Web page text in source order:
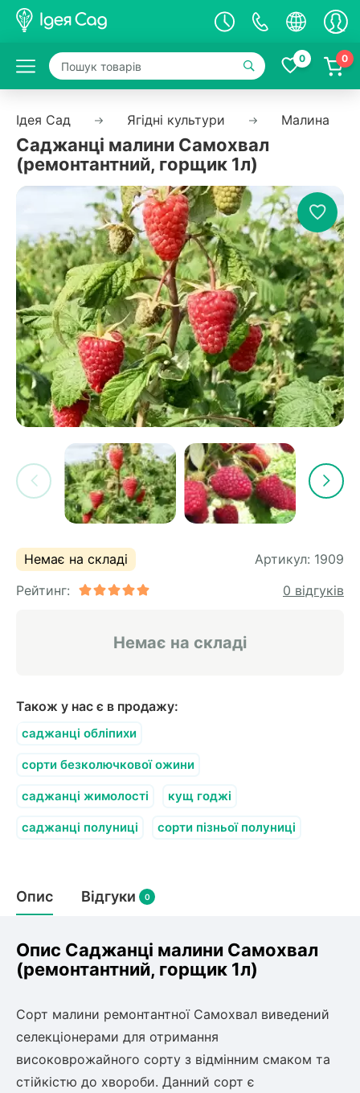
0 0
Ідея Сад Ягідні культури Малина
Саджанці малини Самохвал
(ремонтантний, горщик 1л)
Немає на складі Артикул: 1909
Рейтинг:
0 відгуків
Немає на складі
Також у нас є в продажу:
саджанці обліпихи
сорти безколючкової ожини
саджанці жимолості кущ годжі
саджанці полуниці сорти пізньої полуниці
Опис Відгуки 0
Опис Саджанці малини Самохвал
(ремонтантний, горщик 1л)
Сорт малини ремонтантної Самохвал виведений
селекціонерами для отримання
високоврожайного сорту з відмінним смаком та
стійкістю до хвороби. Данний сорт є